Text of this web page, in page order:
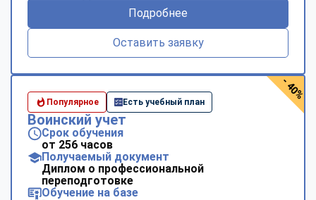
Подробнее
Оставить заявку
Популярное Есть учебный план
Воинский учет
Срок обучения
от 256 часов
Получаемый документ
Диплом о профессиональной
переподготовке
Обучение на базе
- 40%